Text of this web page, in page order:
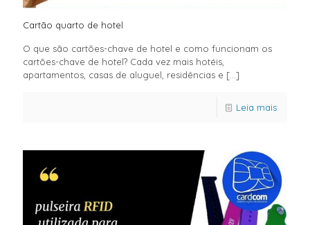
Cartão quarto de hotel
O que são cartões-chave de hotel e como funcionam os
cartões-chave de hotel? Cada vez mais hotéis,
apartamentos, casas de aluguel, residências e […]
Leia mais